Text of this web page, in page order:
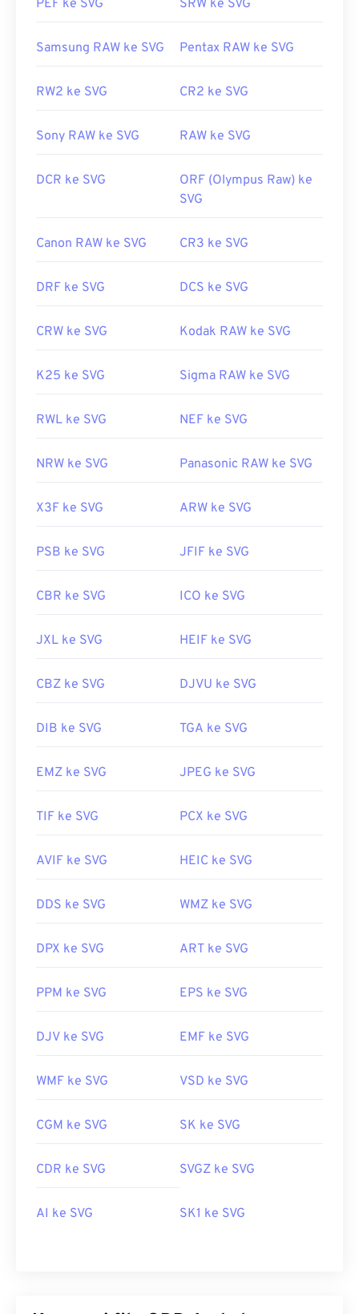
daring. Untuk konversi ke jenis berkas non-vektor,
Untuk mengonversi berkas vektor seperti SVG ke
kami.
Dikembangkan oleh:
World Wide Web Consortium
Rilis Awal: 4 September 2001
https://www.lifewire.com/file-svg-4120603
PEF ke SVG SRW ke SVG
Samsung RAW ke SVG Pentax RAW ke SVG
RW2 ke SVG CR2 ke SVG
Sony RAW ke SVG RAW ke SVG
DCR ke SVG
ORF (Olympus Raw) ke
SVG
Canon RAW ke SVG CR3 ke SVG
DRF ke SVG DCS ke SVG
CRW ke SVG Kodak RAW ke SVG
K25 ke SVG Sigma RAW ke SVG
RWL ke SVG NEF ke SVG
NRW ke SVG Panasonic RAW ke SVG
X3F ke SVG ARW ke SVG
PSB ke SVG JFIF ke SVG
CBR ke SVG ICO ke SVG
JXL ke SVG HEIF ke SVG
CBZ ke SVG DJVU ke SVG
DIB ke SVG TGA ke SVG
EMZ ke SVG JPEG ke SVG
TIF ke SVG PCX ke SVG
AVIF ke SVG HEIC ke SVG
DDS ke SVG WMZ ke SVG
DPX ke SVG ART ke SVG
PPM ke SVG EPS ke SVG
DJV ke SVG EMF ke SVG
WMF ke SVG VSD ke SVG
CGM ke SVG SK ke SVG
CDR ke SVG SVGZ ke SVG
AI ke SVG SK1 ke SVG